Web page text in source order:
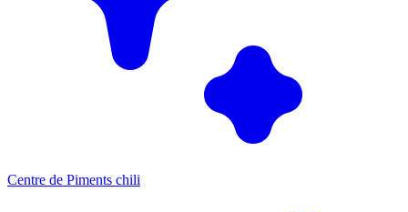
Centre de Piments chili